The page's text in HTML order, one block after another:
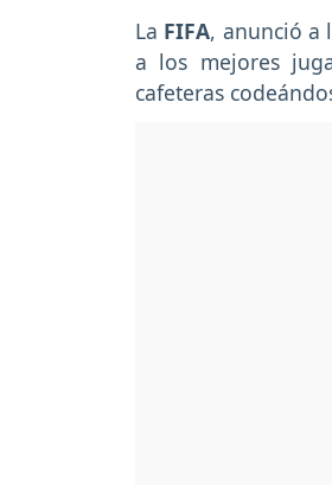
La FIFA, anunció a
a los mejores
cafeteras